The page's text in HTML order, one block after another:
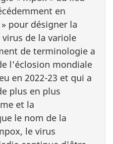
en
pour désigner la
de la variole
de terminologie a
l'éclosion mondiale
en 2022-23 et qui a
plus en plus
et la
le nom de la
le virus